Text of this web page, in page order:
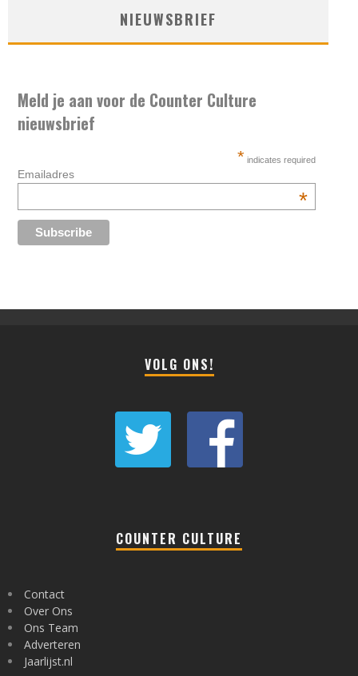
NIEUWSBRIEF
Meld je aan voor de Counter Culture
nieuwsbrief
* indicates required
Emailadres
*
VOLG ONS!
COUNTER CULTURE
Contact
Over Ons
Ons Team
Adverteren
Jaarlijst.nl